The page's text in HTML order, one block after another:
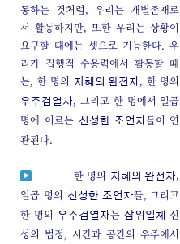
동하는 것처럼, 우리는 개별존재로
서 활동하지만, 또한 우리는 상황이
요구할 때에는 셋으로 기능한다. 우
리가 집행적 수용력에서 활동할 때
는, 한 명의
지혜의 완전자, 한 명의
우주검열자, 그리고 한 명에서 일곱
명에 이르는 신성한 조언자들이 연
관된다.
한 명의 지혜의 완전자,
일곱 명의 신성한 조언자들, 그리고
한 명의 우주검열자는 삼위일체
신
성의 법정, 시간과 공간의 우주에서